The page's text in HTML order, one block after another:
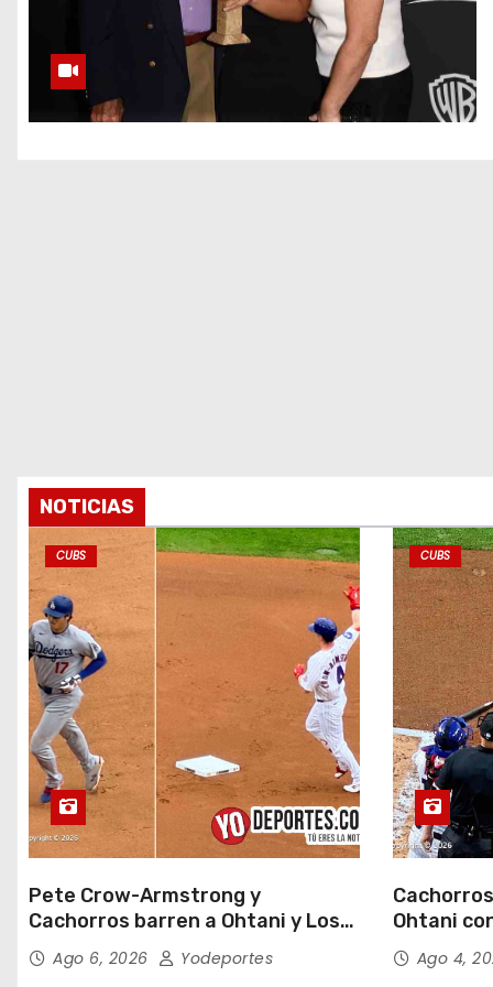
NOTICIAS
CUBS
Pete Crow-Armstrong y
Cachorros barren a Ohtani y Los
Dodgers
Ago 6, 2026 Yodeportes
CUBS
Ohtani
FieldAgo 4,